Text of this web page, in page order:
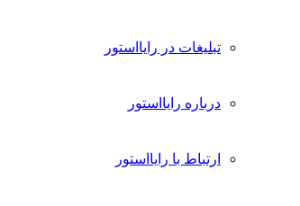
تبلیغات در رایااستور
درباره رایااستور
ارتباط با رایااستور